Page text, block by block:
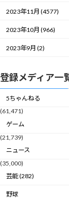
2023年11月 (4577)
2023年10月 (966)
2023年9月 (2)
登録メディア一
5ちゃんねる
(61,471)
ゲーム
(21,739)
ニュース
(35,000)
芸能 (282)
野球